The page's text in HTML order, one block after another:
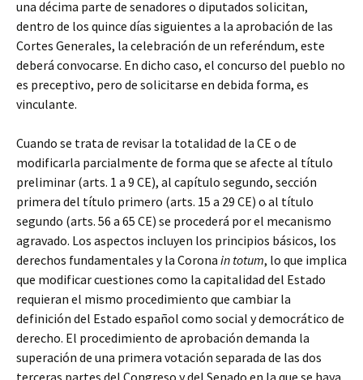
una décima parte de senadores o diputados solicitan,
dentro de los quince días siguientes a la aprobación de las
Cortes Generales, la celebración de un referéndum, este
deberá convocarse. En dicho caso, el concurso del pueblo no
es preceptivo, pero de solicitarse en debida forma, es
vinculante.
Cuando se trata de revisar la totalidad de la CE o de
modificarla parcialmente de forma que se afecte al título
preliminar (arts. 1 a 9 CE), al capítulo segundo, sección
primera del título primero (arts. 15 a 29 CE) o al título
segundo (arts. 56 a 65 CE) se procederá por el mecanismo
agravado. Los aspectos incluyen los principios básicos, los
derechos fundamentales y la Corona in totum, lo que implica
que modificar cuestiones como la capitalidad del Estado
requieran el mismo procedimiento que cambiar la
definición del Estado español como social y democrático de
derecho. El procedimiento de aprobación demanda la
superación de una primera votación separada de las dos
terceras partes del Congreso y del Senado en la que se haya